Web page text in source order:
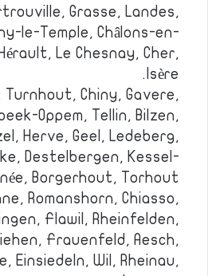
Grasse, Landes,
le-Temple, Châlons-en-
Le Chesnay, Cher,
Isère.
Turnhout, Chiny, Gavere,
Oppem, Tellin, Bilzen,
Herve, Geel, Ledeberg,
Destelbergen, Kessel-
Borgerhout, Torhout.
Romanshorn, Chiasso,
Flawil, Rheinfelden,
Frauenfeld, Aesch,
Einsiedeln, Wil, Rheinau,